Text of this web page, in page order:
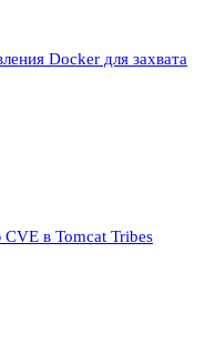
Docker для захвата
в Tomcat Tribes